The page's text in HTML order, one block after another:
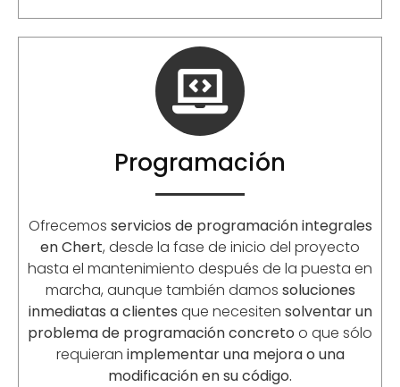
Programación
Ofrecemos servicios de programación integrales
en Chert, desde la fase de inicio del proyecto
hasta el mantenimiento después de la puesta en
marcha, aunque también damos soluciones
inmediatas a clientes que necesiten solventar un
problema de programación concreto o que sólo
requieran implementar una mejora o una
modificación en su código.